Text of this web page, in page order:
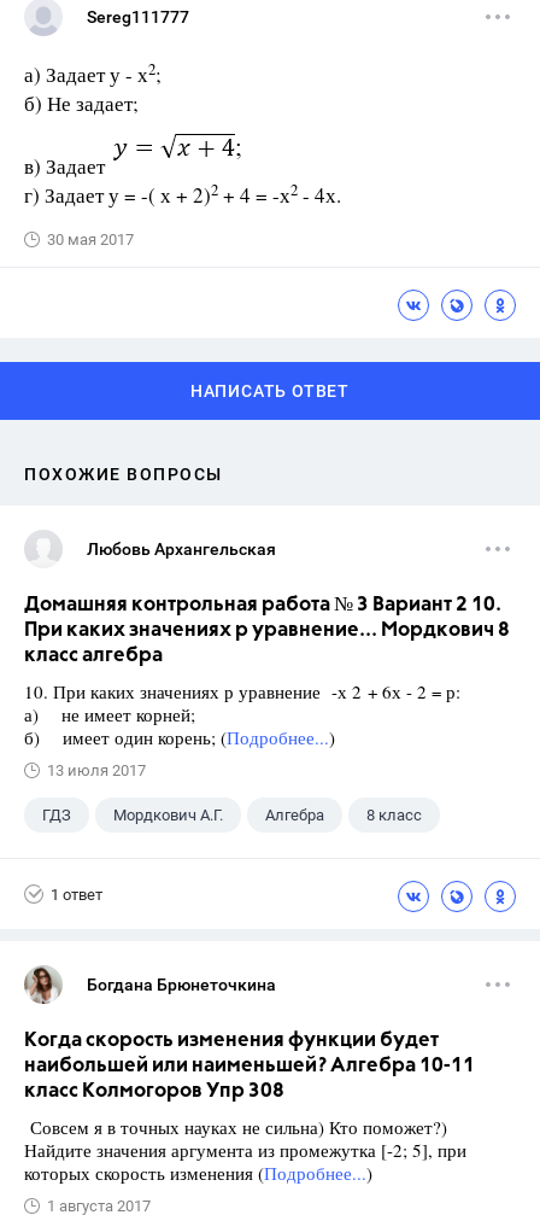
Sereg111777
а) Задает у - х2;
б) Не задает;
в) Задает
г) Задает у = -( х + 2)2 + 4 = -х2 - 4х.
30 мая 2017
НАПИСАТЬ ОТВЕТ
ПОХОЖИЕ ВОПРОСЫ
Любовь Архангельская
Домашняя контрольная работа № 3 Вариант 2 10.
При каких значениях р уравнение... Мордкович 8
класс алгебра
10. При каких значениях р уравнение -х 2 + 6х - 2 = р:
а) не имеет корней;
б) имеет один корень; (Подробнее...)
13 июля 2017
ГДЗ Мордкович А.Г. Алгебра 8 класс
1 ответ
Богдана Брюнеточкина
Когда скорость изменения функции будет
наибольшей или наименьшей? Алгебра 10-11
класс Колмогоров Упр 308
Совсем я в точных науках не сильна) Кто поможет?)
Найдите значения аргумента из промежутка [-2; 5], при
которых скорость изменения (Подробнее...)
1 августа 2017